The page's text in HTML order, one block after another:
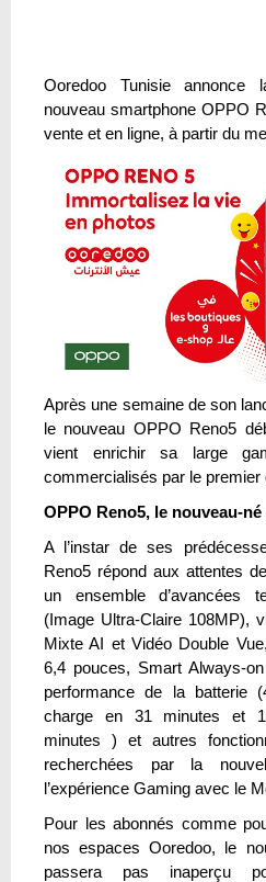
Ooredoo Tunisie annonce
nouveau smartphone OPPO
vente et en ligne, à partir du
Après une semaine de son
le nouveau OPPO Reno5
vient enrichir sa large
commercialisés par le premier
OPPO Reno5, le nouveau-
A l’instar de ses
Reno5 répond aux attentes
un ensemble d’avancées
(Image Ultra-Claire 108MP),
Mixte AI et Vidéo Double
6,4 pouces, Smart Always-
performance de la batterie
charge en 31 minutes et
minutes ) et autres
recherchées par la
l’expérience Gaming avec le
Pour les abonnés comme
nos espaces Ooredoo, le
passera pas inaperçu